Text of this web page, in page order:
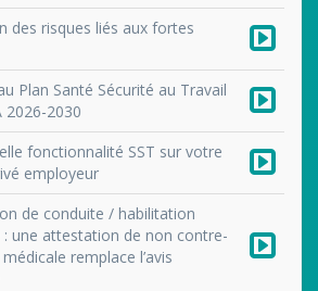
des risques liés aux fortes
Plan Santé Sécurité au Travail
2026-2030
fonctionnalité SST sur votre
employeur
de conduite / habilitation
: une attestation de non contre-
remplace l’avis